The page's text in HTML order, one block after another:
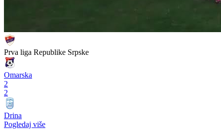
Prva liga Republike Srpske
Omarska
2
2
Drina
Pogledaj više